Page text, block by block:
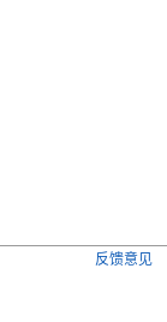
反馈意见